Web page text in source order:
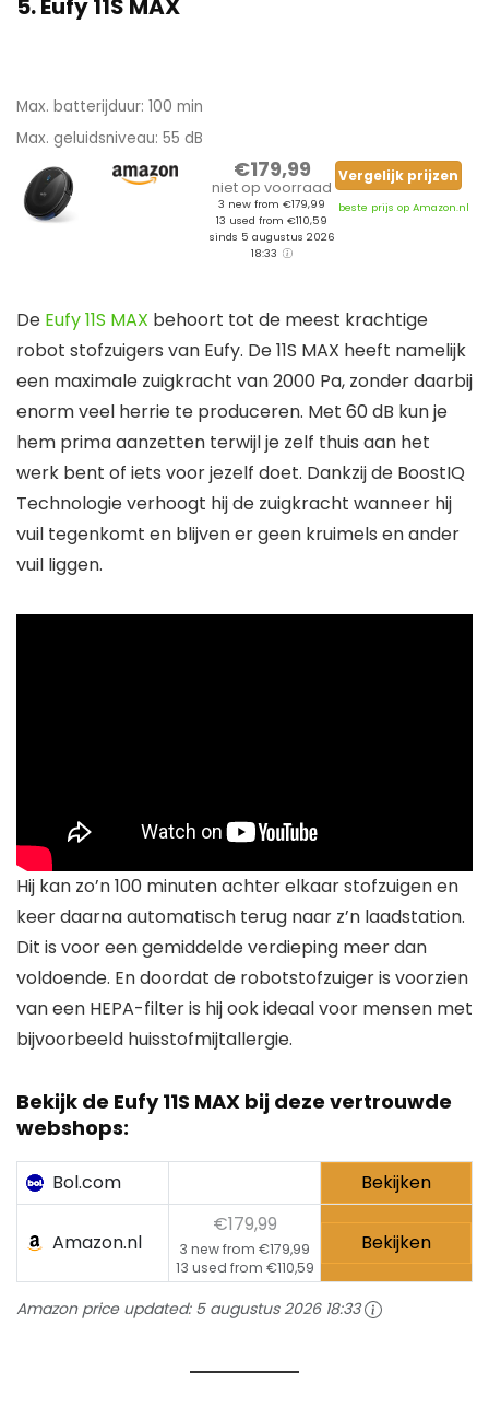
5. Eufy 11S MAX
Max. batterijduur: 100 min
Max. geluidsniveau: 55 dB
€179,99
niet op voorraad
3 new from €179,99
13 used from €110,59
sinds 5 augustus 2026
18:33
Vergelijk prijzen
beste prijs op Amazon.nl
De Eufy 11S MAX behoort tot de meest krachtige
robot stofzuigers van Eufy. De 11S MAX heeft namelijk
een maximale zuigkracht van 2000 Pa, zonder daarbij
enorm veel herrie te produceren. Met 60 dB kun je
hem prima aanzetten terwijl je zelf thuis aan het
werk bent of iets voor jezelf doet. Dankzij de BoostIQ
Technologie verhoogt hij de zuigkracht wanneer hij
vuil tegenkomt en blijven er geen kruimels en ander
vuil liggen.
Hij kan zo’n 100 minuten achter elkaar stofzuigen en
keer daarna automatisch terug naar z’n laadstation.
Dit is voor een gemiddelde verdieping meer dan
voldoende. En doordat de robotstofzuiger is voorzien
van een HEPA-filter is hij ook ideaal voor mensen met
bijvoorbeeld huisstofmijtallergie.
Bekijk de Eufy 11S MAX bij deze vertrouwde
webshops:
Bol.com Bekijken
Amazon.nl
€179,99
3 new from €179,99
13 used from €110,59
Bekijken
Amazon price updated: 5 augustus 2026 18:33